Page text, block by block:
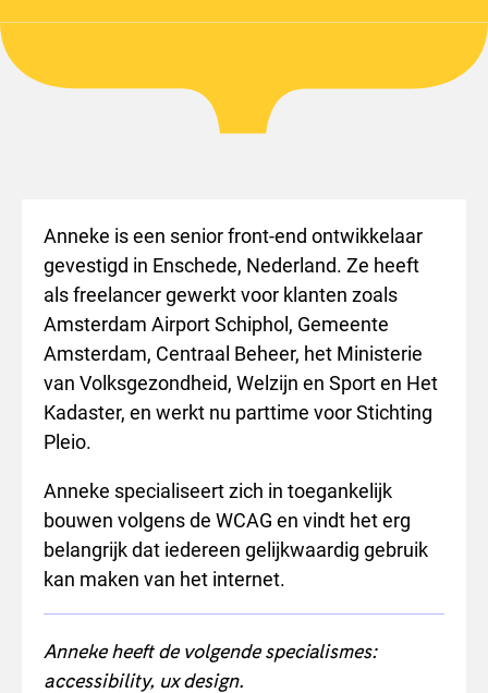
Anneke is een senior front-end ontwikkelaar
gevestigd in Enschede, Nederland. Ze heeft
als freelancer gewerkt voor klanten zoals
Amsterdam Airport Schiphol, Gemeente
Amsterdam, Centraal Beheer, het Ministerie
van Volksgezondheid, Welzijn en Sport en Het
Kadaster, en werkt nu parttime voor Stichting
Pleio.
Anneke specialiseert zich in toegankelijk
bouwen volgens de WCAG en vindt het erg
belangrijk dat iedereen gelijkwaardig gebruik
kan maken van het internet.
Anneke heeft de volgende specialismes:
accessibility, ux design.